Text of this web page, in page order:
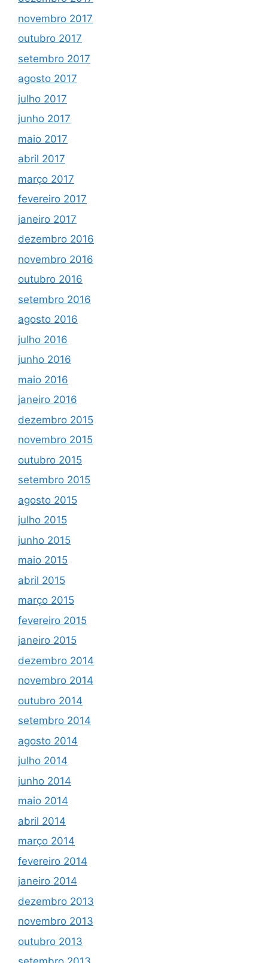
novembro 2017
outubro 2017
setembro 2017
agosto 2017
julho 2017
junho 2017
maio 2017
abril 2017
março 2017
fevereiro 2017
janeiro 2017
dezembro 2016
novembro 2016
outubro 2016
setembro 2016
agosto 2016
julho 2016
junho 2016
maio 2016
janeiro 2016
dezembro 2015
novembro 2015
outubro 2015
setembro 2015
agosto 2015
julho 2015
junho 2015
maio 2015
abril 2015
março 2015
fevereiro 2015
janeiro 2015
dezembro 2014
novembro 2014
outubro 2014
setembro 2014
agosto 2014
julho 2014
junho 2014
maio 2014
abril 2014
março 2014
fevereiro 2014
janeiro 2014
dezembro 2013
novembro 2013
outubro 2013